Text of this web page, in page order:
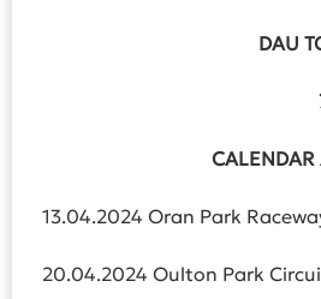
DAU
13.04.2024 Oran Park
20.04.2024 Oulton Park